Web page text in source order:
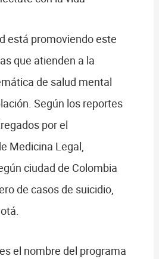
está promoviendo este
que atienden a la
de salud mental
Según los reportes
por el
Medicina Legal,
ciudad de Colombia
de casos de suicidio,
el nombre del programa